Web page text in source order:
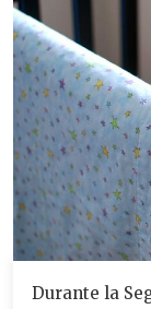
Durante la